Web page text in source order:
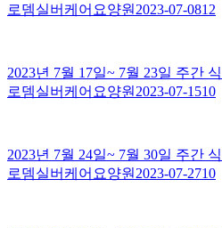
로뎀실버케어요양원 2023-07-0812
2023년 7월 17일~ 7월 23일 주간
로뎀실버케어요양원 2023-07-1510
2023년 7월 24일~ 7월 30일 주간
로뎀실버케어요양원 2023-07-2710